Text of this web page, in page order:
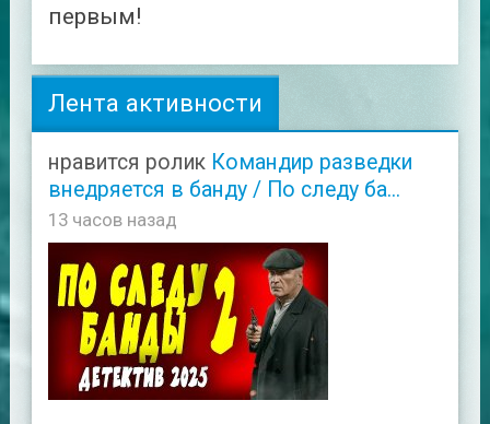
первым!
Лента активности
нравится ролик Командир разведки
внедряется в банду / По следу ба...
13 часов назад